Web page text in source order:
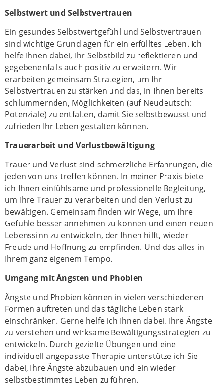
Selbstwert und Selbstvertrauen
Ein gesundes Selbstwertgefühl und Selbstvertrauen
sind wichtige Grundlagen für ein erfülltes Leben. Ich
helfe Ihnen dabei, Ihr Selbstbild zu reflektieren und
gegebenenfalls auch positiv zu erweitern. Wir
erarbeiten gemeinsam Strategien, um Ihr
Selbstvertrauen zu stärken und das, in Ihnen bereits
schlummernden, Möglichkeiten (auf Neudeutsch:
Potenziale) zu entfalten, damit Sie selbstbewusst und
zufrieden Ihr Leben gestalten können.
Trauerarbeit und Verlustbewältigung
Trauer und Verlust sind schmerzliche Erfahrungen, die
jeden von uns treffen können. In meiner Praxis biete
ich Ihnen einfühlsame und professionelle Begleitung,
um Ihre Trauer zu verarbeiten und den Verlust zu
bewältigen. Gemeinsam finden wir Wege, um Ihre
Gefühle besser annehmen zu können und einen neuen
Lebenssinn zu entwickeln, der Ihnen hilft, wieder
Freude und Hoffnung zu empfinden. Und das alles in
Ihrem ganz eigenem Tempo.
Umgang mit Ängsten und Phobien
Ängste und Phobien können in vielen verschiedenen
Formen auftreten und das tägliche Leben stark
einschränken. Gerne helfe ich Ihnen dabei, Ihre Ängste
zu verstehen und wirksame Bewältigungsstrategien zu
entwickeln. Durch gezielte Übungen und eine
individuell angepasste Therapie unterstütze ich Sie
dabei, Ihre Ängste abzubauen und ein wieder
selbstbestimmtes Leben zu führen.